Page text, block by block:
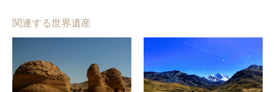
関連する世界遺産